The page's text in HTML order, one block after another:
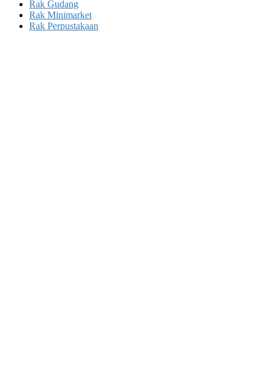
Rak Gudang
Rak Minimarket
Rak Perpustakaan